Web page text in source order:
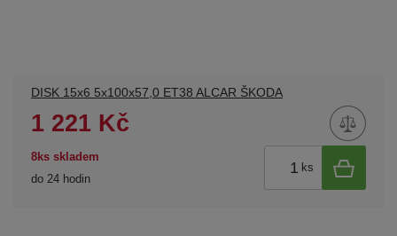
DISK 15x6 5x100x57,0 ET38 ALCAR ŠKODA
1 221 Kč
8ks skladem
do 24 hodin
ks